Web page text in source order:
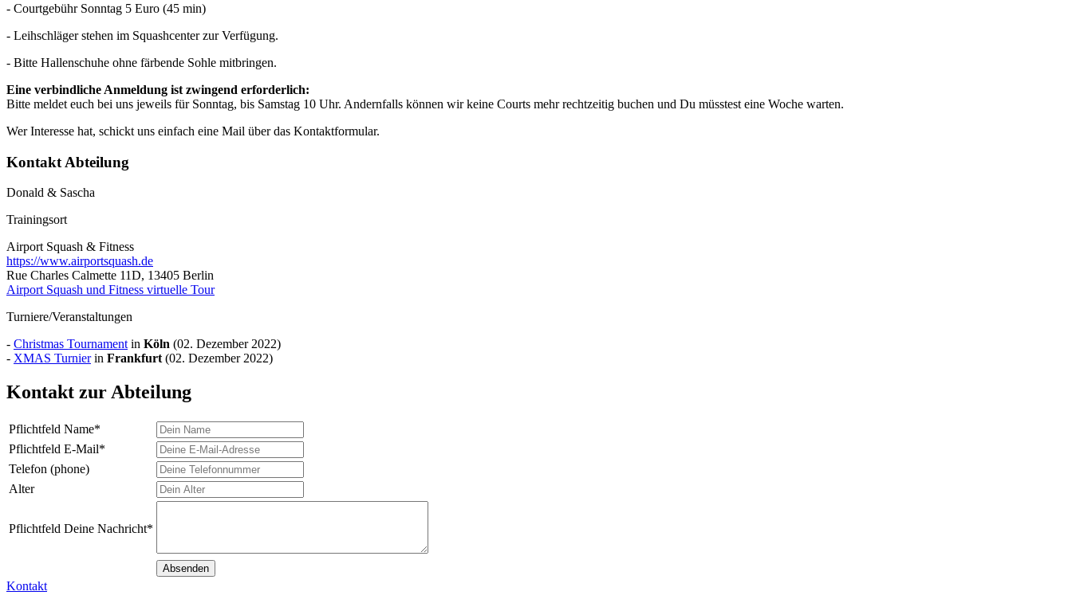
- Courtgebühr Sonntag 5 Euro (45 min)
- Leihschläger stehen im Squashcenter zur Verfügung.
- Bitte Hallenschuhe ohne färbende Sohle mitbringen.
Eine verbindliche Anmeldung ist zwingend erforderlich:
Bitte meldet euch bei uns jeweils für Sonntag, bis Samstag 10 Uhr. Andernfalls können wir keine Courts mehr rechtzeitig buchen und Du müsstest eine Woche warten.
Wer Interesse hat, schickt uns einfach eine Mail über das Kontaktformular.
Kontakt Abteilung
Donald & Sascha
Trainingsort
Airport Squash & Fitness
https://www.airportsquash.de
Rue Charles Calmette 11D, 13405 Berlin
Airport Squash und Fitness virtuelle Tour
Turniere/Veranstaltungen
- Christmas Tournament in Köln (02. Dezember 2022)
- XMAS Turnierin Frankfurt (02. Dezember 2022)
Kontakt zur Abteilung
Pflichtfeld Name*
Pflichtfeld E-Mail*
Telefon (phone)
Alter
Pflichtfeld Deine Nachricht*
Kontakt